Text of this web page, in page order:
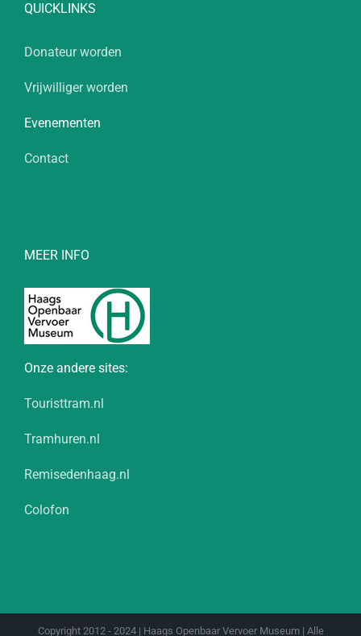
QUICKLINKS
Donateur worden
Vrijwilliger worden
Evenementen
Contact
MEER INFO
Onze andere sites:
Touristtram.nl
Tramhuren.nl
Remisedenhaag.nl
Colofon
Copyright 2012 - 2024 | Haags Openbaar Vervoer Museum | Alle